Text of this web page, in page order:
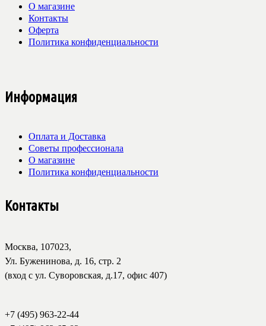
О магазине
Контакты
Оферта
Политика конфиденциальности
Информация
Оплата и Доставка
Советы профессионала
О магазине
Политика конфиденциальности
Контакты
Москва, 107023,
Ул. Буженинова, д. 16, стр. 2
(вход с ул. Суворовская, д.17, офис 407)
+7 (495) 963-22-44